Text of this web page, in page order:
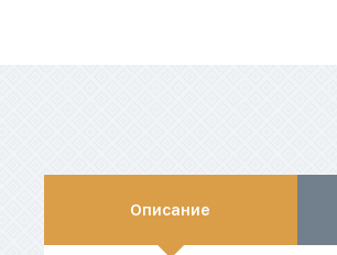
Описание